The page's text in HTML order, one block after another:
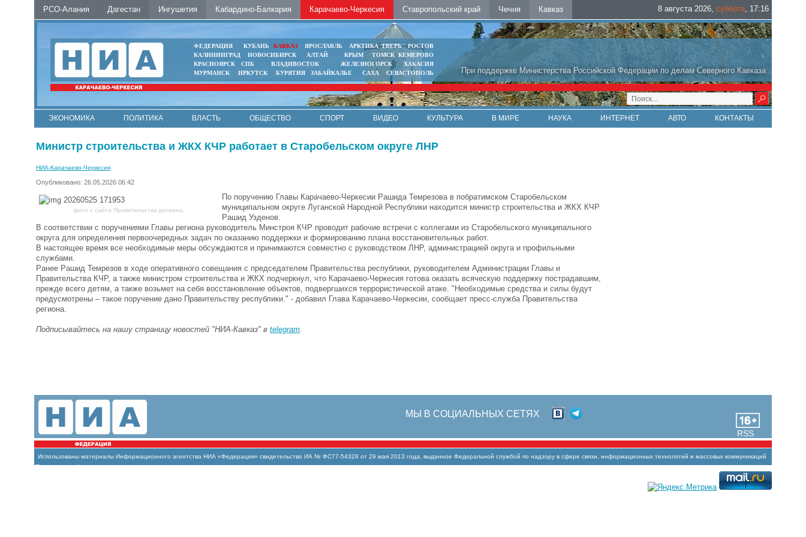
РСО-Алания Дагестан Ингушетия Кабардино-Балкария Карачаево-Черкесия Ставропольский край Чечня Кавказ 8 августа 2026, суббота, 17:16
При поддержке Министерства Российской Федерации по делам Северного Кавказа
ФЕДЕРАЦИЯ КУБАНЬ КАВКАЗ ЯРОСЛАВЛЬ АРКТИКА ТВЕРЬ
РОСТОВ
КАЛИНИНГРАД
НОВОСИБИРСК АЛТАЙ КРЫМ ТОМСК КЕМЕРОВО
КРАСНОЯРСК
СПБ ВЛАДИВОСТОК ЖЕЛЕЗНОГОРСК
ХАКАСИЯ
МУРМАНСК
ИРКУТСК БУРЯТИЯ ЗАБАЙКАЛЬЕ САХА СЕВАСТОПОЛЬ
ЭКОНОМИКА ПОЛИТИКА ВЛАСТЬ ОБЩЕСТВО СПОРТ ВИДЕО КУЛЬТУРА В МИРЕ НАУКА ИНТЕРНЕТ АВТО КОНТАКТЫ
Министр строительства и ЖКХ КЧР работает в Старобельском округе ЛНР
НИА-Карачаево-Черкесия
Опубликовано: 26.05.2026 06:42
фото с сайта Правительства региона.
По поручению Главы Карачаево-Черкесии Рашида Темрезова в побратимском Старобельском
муниципальном округе Луганской Народной Республики находится министр строительства и ЖКХ КЧР
Рашид Узденов.
В соответствии с поручениями Главы региона руководитель Минстроя КЧР проводит рабочие встречи с коллегами из Старобельского муниципального
округа для определения первоочередных задач по оказанию поддержки и формированию плана восстановительных работ.
В настоящее время все необходимые меры обсуждаются и принимаются совместно с руководством ЛНР, администрацией округа и профильными
службами.
Ранее Рашид Темрезов в ходе оперативного совещания с председателем Правительства республики, руководителем Администрации Главы и
Правительства КЧР, а также министром строительства и ЖКХ подчеркнул, что Карачаево-Черкесия готова оказать всяческую поддержку пострадавшим,
прежде всего детям, а также возьмет на себя восстановление объектов, подвергшихся террористической атаке. "Необходимые средства и силы будут
предусмотрены – такое поручение дано Правительству республики." - добавил Глава Карачаево-Черкесии, сообщает пресс-служба Правительства
региона.
Подписывайтесь на нашу страницу новостей "НИА-Кавказ" в telegram
RSS
МЫ В СОЦИАЛЬНЫХ СЕТЯХ
Использованы материалы Информационного агентства НИА «Федерация» свидетельство ИА № ФС77-54328 от 29 мая 2013 года, выданное Федеральной службой по надзору в сфере связи, информационных технологий и массовых коммуникаций
(Роскомнадзор)